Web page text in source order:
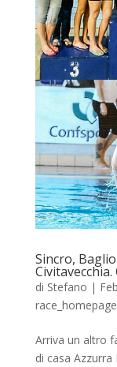
Sincro,
di Stefano |
race_homepage
Arriva un altro
di casa